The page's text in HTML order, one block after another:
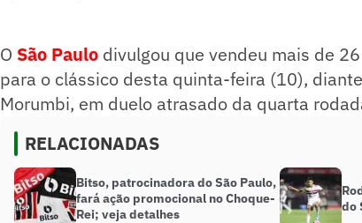
O São Paulo divulgou que vendeu mais de
para o clássico desta quinta-feira (10),
Morumbi, em duelo atrasado da quarta
RELACIONADAS
Bitso, patrocinadora do São Paulo,
fará ação promocional no Choque-
Rei; veja detalhes
do